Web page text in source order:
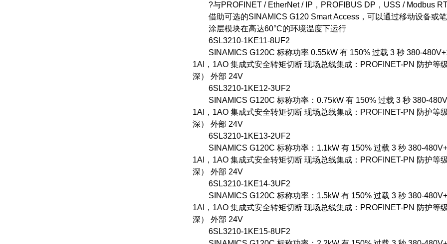
?与PROFINET / EtherNet / IP，PROFIBUS DP，USS / Modbus
借助可选的SINAMICS G120 Smart Access，可以通过移动设备或
涂层模块在高达60°C的环境温度下运行
6SL3210-1KE11-8UF2
SINAMICS G120C 标称功率 0.55kW 有 150% 过载 3 秒 380-
1AI，1AO 集成式安全转矩切断 现场总线集成：PROFINET-PN 防护等
深） 外部 24V
6SL3210-1KE12-3UF2
SINAMICS G120C 标称功率：0.75kW 有 150% 过载 3 秒 380-
1AI，1AO 集成式安全转矩切断 现场总线集成：PROFINET-PN 防护等
深） 外部 24V
6SL3210-1KE13-2UF2
SINAMICS G120C 标称功率：1.1kW 有 150% 过载 3 秒 380-
1AI，1AO 集成式安全转矩切断 现场总线集成：PROFINET-PN 防护等
深） 外部 24V
6SL3210-1KE14-3UF2
SINAMICS G120C 标称功率：1.5kW 有 150% 过载 3 秒 380-
1AI，1AO 集成式安全转矩切断 现场总线集成：PROFINET-PN 防护等
深） 外部 24V
6SL3210-1KE15-8UF2